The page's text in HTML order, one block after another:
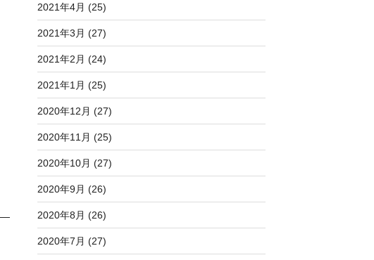
2021年4月 (25)
2021年3月 (27)
2021年2月 (24)
2021年1月 (25)
2020年12月 (27)
2020年11月 (25)
2020年10月 (27)
2020年9月 (26)
2020年8月 (26)
2020年7月 (27)